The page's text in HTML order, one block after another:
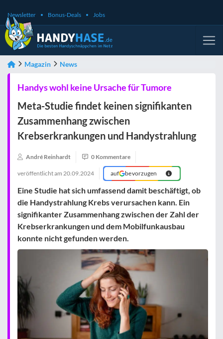
Newsletter Bonus-Deals Jobs
Magazin News
Handys wohl keine Ursache für Tumore
Meta-Studie findet keinen signifikanten
Zusammenhang zwischen
Krebserkrankungen und Handystrahlung
André Reinhardt 0 Kommentare
veröffentlicht am 20.09.2024 auf bevorzugen
Eine Studie hat sich umfassend damit beschäftigt, ob
die Handystrahlung Krebs verursachen kann. Ein
signifikanter Zusammenhang zwischen der Zahl der
Krebserkrankungen und dem Mobilfunkausbau
konnte nicht gefunden werden.